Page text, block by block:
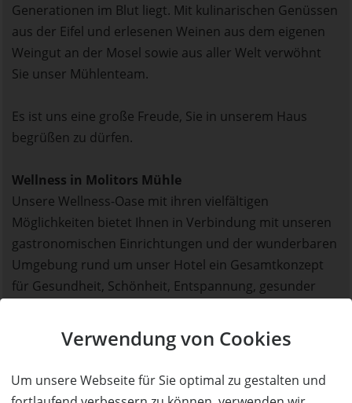
Verwendung von Cookies
Um unsere Webseite für Sie optimal zu gestalten und
Generationen im Blut liegt. Mit kulinarischen Genüssen
aus der Eifel und erlesenen Weinen aus dem eigenen
Weingut an der Mosel sowie aus aller Welt verwöhnt
Sie unser Mühlenteam.
Es ist uns eine große Freude, Sie in unserem Haus
begrüßen zu dürfen.
Wellness in Molitors Mühle
Unsere Wellness-Oase mit ihren vielfältigen
Möglichkeiten bietet Ihnen in Verbindung mit unseren
gastronomischen Einrichtungen und der wunderbaren
Umgebung rund um unser Hotel ein Gesamtkonzept
für Gesundheit, Schönheit, Entspannung, gesunder
Quadratmetern inklusive eines Badesees.
Unser SPA-Konzept ist ‘Sanus Per Aquam’ – also
‘Gesundheit durch Wasser’.